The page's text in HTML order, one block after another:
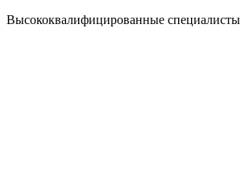
Высококвалифицированные специалисты